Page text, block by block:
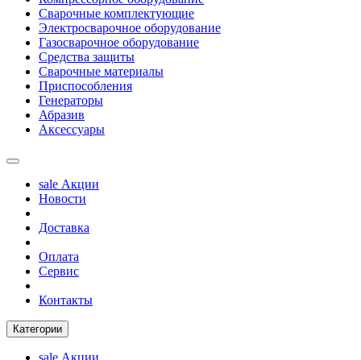
Сварочные комплектующие
Электросварочное оборудование
Газосварочное оборудование
Средства защиты
Сварочные материалы
Приспособления
Генераторы
Абразив
Аксессуары
sale Акции
Новости
Доставка
Оплата
Сервис
Контакты
Категории
sale Акции